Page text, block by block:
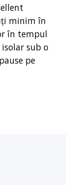
minim în
în tempul
sub o
pe